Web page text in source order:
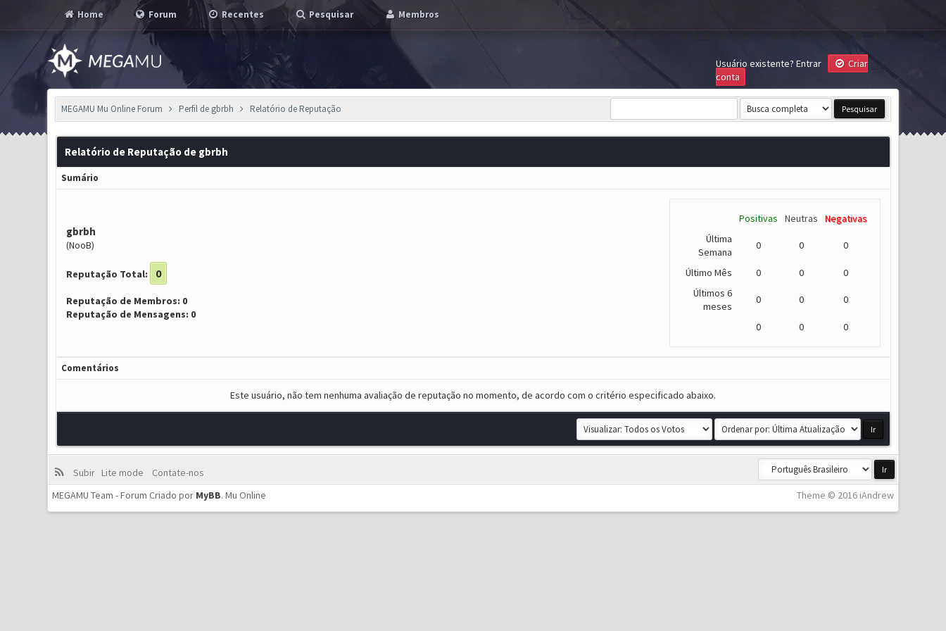
Home Forum Recentes Pesquisar Membros
Usuário existente? Entrar
Criar
conta
MEGAMU Mu Online Forum Perfil de gbrbh Relatório de Reputação
Relatório de Reputação de gbrbh
Sumário
gbrbh
(NooB)
Reputação Total: 0
Reputação de Membros: 0
Reputação de Mensagens: 0
Positivas Neutras
Negativas
Última
Semana
0 0 0
Último Mês 0 0
0
Últimos 6
meses
0 0 0
0 0 0
Comentários
Este usuário, não tem nenhuma avaliação de reputação no momento, de acordo com o critério especificado abaixo.
Subir Lite mode
Contate-nos
Theme © 2016 iAndrew
MEGAMU Team - Forum Criado por MyBB.Mu Online